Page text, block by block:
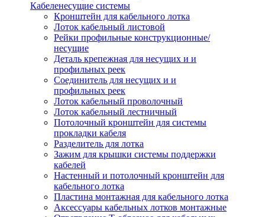
Кабеленесущие системы
Кронштейн для кабельного лотка
Лоток кабельный листовой
Рейки профильные конструкционные/
несущие
Деталь крепежная для несущих и и
профильных реек
Соединитель для несущих и и
профильных реек
Лоток кабельный проволочный
Лоток кабельный лестничный
Потолочный кронштейн для системы
прокладки кабеля
Разделитель для лотка
Зажим для крышки системы поддержки
кабелей
Настенный и потолочный кронштейн для
кабельного лотка
Пластина монтажная для кабельного лотка
Аксессуары кабельных лотков монтажные